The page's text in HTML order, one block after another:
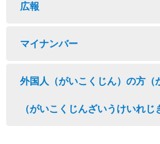
広報
マイナンバー
外国人（がいこくじん）の方（
（がいこくじんざいうけいれ